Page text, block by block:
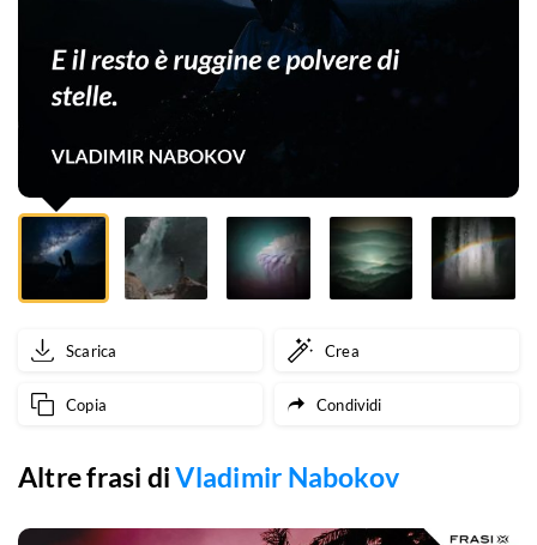
stelle.
Scarica Crea
Copia Condividi
Altre frasi diVladimir Nabokov